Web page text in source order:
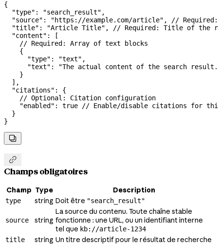
{
  "type"
: "search_result" ,
  "source"
: "https://example.com/article" , //
  "title"
: "Article Title" , // Required: Title of the
  "content"
: [
    // Required: Array of text blocks
    {
      "type"
: "text" ,
      "text"
:
"The actual content of the search
    }
  ],
  "citations"
: {
    // Optional: Citation configuration
    "enabled"
: true // Enable/disable citations for
  }
}


Champs obligatoires
Champ Type Description
type string Doit être "search_result"
source string
La source du contenu. Toute chaîne stable
fonctionne : une URL, ou un identifiant interne
tel que kb://article-1234
title
string Un titre descriptif pour le résultat de recherche